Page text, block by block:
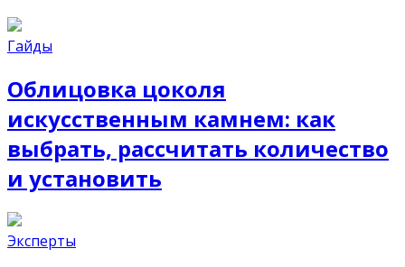
Гайды
Облицовка цоколя
искусственным камнем: как
выбрать, рассчитать количество
и установить
Эксперты